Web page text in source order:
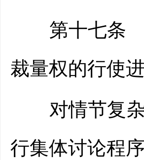
第十七条 从
裁量权的行使
对情节复杂
行集体讨论程